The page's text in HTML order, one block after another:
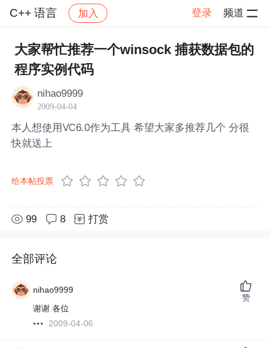
C++ 语言 加入 登录 频道
社区 C++ 语言 帖子详情
大家帮忙推荐一个winsock 捕获数据包的
程序实例代码
nihao9999
2009-04-04
本人想使用VC6.0作为工具 希望大家多推荐几个 分很
快就送上
给本帖投票
99 8 打赏
全部评论
nihao9999
谢谢 各位
2009-04-06
赞